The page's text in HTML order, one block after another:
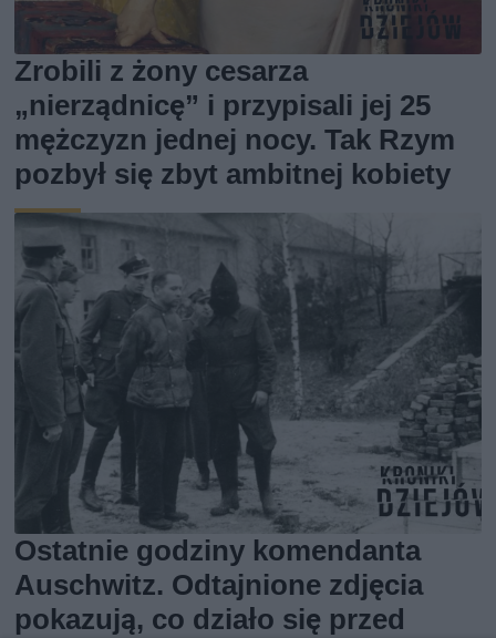
Zrobili z żony cesarza
„nierządnicę” i przypisali jej 25
mężczyzn jednej nocy. Tak Rzym
pozbył się zbyt ambitnej kobiety
Ostatnie godziny komendanta
Auschwitz. Odtajnione zdjęcia
pokazują, co działo się przed